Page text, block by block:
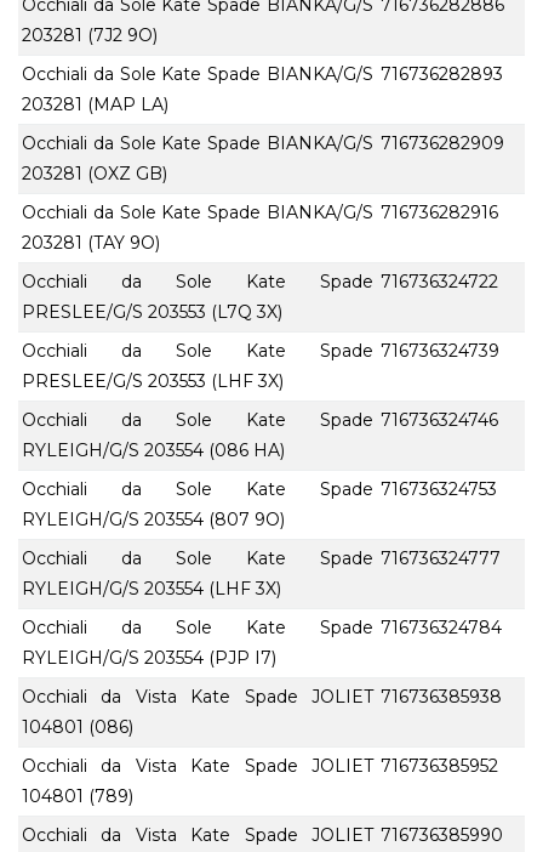
Occhiali da Sole Kate Spade BIANKA/G/S
203281 (7J2 9O)
716736282886
Occhiali da Sole Kate Spade BIANKA/G/S
203281 (MAP LA)
716736282893
Occhiali da Sole Kate Spade BIANKA/G/S
203281 (OXZ GB)
716736282909
Occhiali da Sole Kate Spade BIANKA/G/S
203281 (TAY 9O)
716736282916
Occhiali da Sole Kate Spade
PRESLEE/G/S 203553 (L7Q 3X)
716736324722
Occhiali da Sole Kate Spade
PRESLEE/G/S 203553 (LHF 3X)
716736324739
Occhiali da Sole Kate Spade
RYLEIGH/G/S 203554 (086 HA)
716736324746
Occhiali da Sole Kate Spade
RYLEIGH/G/S 203554 (807 9O)
716736324753
Occhiali da Sole Kate Spade
RYLEIGH/G/S 203554 (LHF 3X)
716736324777
Occhiali da Sole Kate Spade
RYLEIGH/G/S 203554 (PJP I7)
716736324784
Occhiali da Vista Kate Spade JOLIET
104801 (086)
716736385938
Occhiali da Vista Kate Spade JOLIET
104801 (789)
716736385952
Occhiali da Vista Kate Spade JOLIET 716736385990